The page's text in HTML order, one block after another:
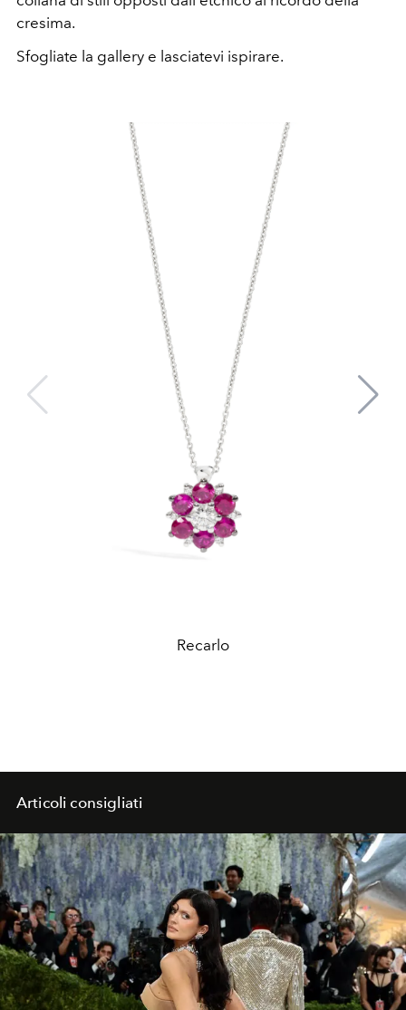
cresima.
Sfogliate la gallery e lasciatevi ispirare.
Recarlo
Articoli consigliati